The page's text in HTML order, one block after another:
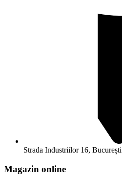
Strada Industriilor 16, București
Magazin online